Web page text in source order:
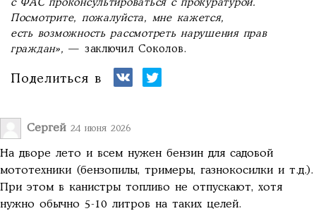
с ФАС проконсультироваться с прокуратурой.
Посмотрите, пожалуйста, мне кажется,
есть возможность рассмотреть нарушения прав
граждан»,— заключил Соколов.
Поделиться в
Сергей 24 июня 2026
На дворе лето и всем нужен бензин для садовой
мототехники (бензопилы, тримеры, газнокосилки и т.д.).
При этом в канистры топливо не отпускают, хотя
нужно обычно 5-10 литров на таких целей.